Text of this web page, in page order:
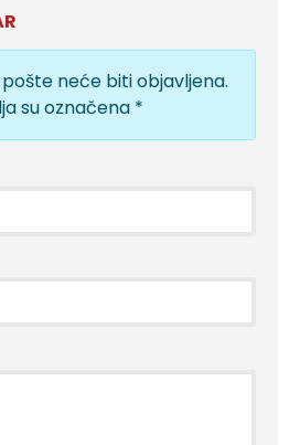
neće biti objavljena.
su označena *